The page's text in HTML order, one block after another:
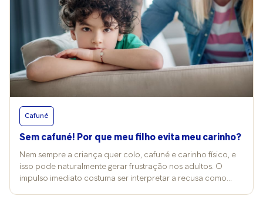
Cafuné
Sem cafuné! Por que meu filho evita meu carinho?
Nem sempre a criança quer colo, cafuné e carinho físico, e
isso pode naturalmente gerar frustração nos adultos. O
impulso imediato costuma ser interpretar a recusa como